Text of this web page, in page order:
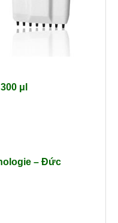
μl
– Đức